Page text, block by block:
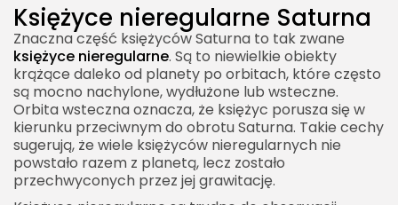
Księżyce nieregularne Saturna
Znaczna część księżyców Saturna to tak zwane
księżyce nieregularne. Są to niewielkie obiekty
krążące daleko od planety po orbitach, które często
są mocno nachylone, wydłużone lub wsteczne.
Orbita wsteczna oznacza, że księżyc porusza się w
kierunku przeciwnym do obrotu Saturna. Takie cechy
sugerują, że wiele księżyców nieregularnych nie
powstało razem z planetą, lecz zostało
przechwyconych przez jej grawitację.